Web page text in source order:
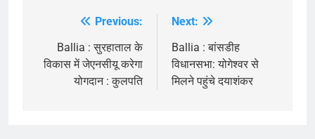
navigation
Previous:
Ballia : सुरहाताल के
विकास में जेएनसीयू करेगा
योगदान : कुलपति
Next:
Ballia : बांसडीह
विधानसभा: योगेश्वर से
मिलने पहुंचे दयाशंकर